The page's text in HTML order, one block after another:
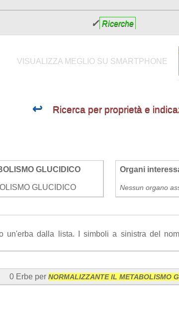
✓ Ricerche
VISUALIZZA MEGLIO SU SMARTPHONE
↩ Ricerca per proprietà e
GLUCIDICO
GLUCIDICO
Organi
Nessun organo
un'erba dalla lista. I simboli a sinistra del
0 Erbe per NORMALIZZANTE IL METABOLISMO